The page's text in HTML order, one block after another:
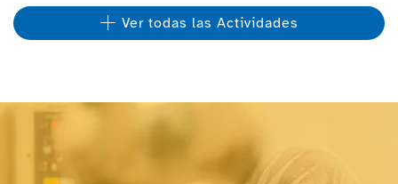
Ver todas las Actividades